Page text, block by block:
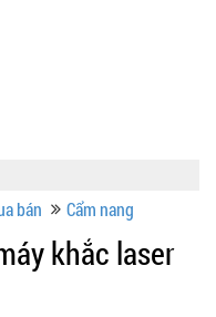
bán Cẩm nang
khắc laser